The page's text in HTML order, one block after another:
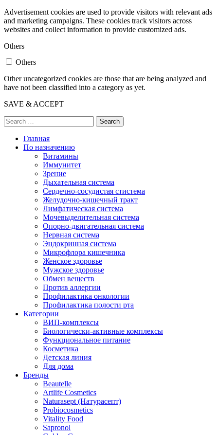
Advertisement cookies are used to provide visitors with relevant ads
and marketing campaigns. These cookies track visitors across
websites and collect information to provide customized ads.
Others
Others
Other uncategorized cookies are those that are being analyzed and
have not been classified into a category as yet.
SAVE & ACCEPT
Search
Главная
По назначению
Витамины
Иммунитет
Зрение
Дыхательная система
Сердечно-сосудистая стистема
Желудочно-кишечный тракт
Лимфатическая система
Мочевыделительная система
Опорно-двигательная система
Нервная система
Эндокринная система
Микрофлора кишечника
Женское здоровье
Мужское здоровье
Обмен веществ
Против аллергии
Профилактика онкологии
Профилактика полости рта
Категории
ВИП-комплексы
Биологически-активные комплексы
Функциональное питание
Косметика
Детская линия
Для дома
Бренды
Beautelle
Artlife Cosmetics
Naturasept (Натурасепт)
Probiocosmetics
Vitality Food
Sapronol